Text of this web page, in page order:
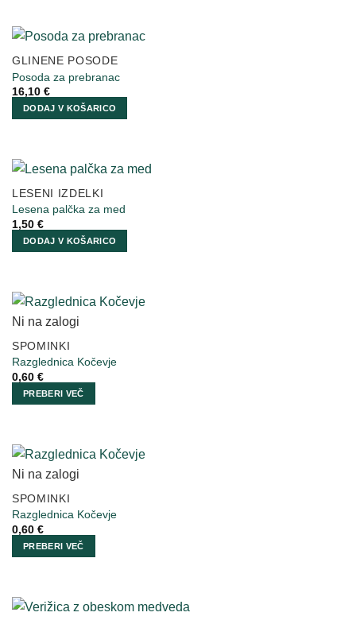
GLINENE POSODE
Posoda za prebranac
16,10 €
DODAJ V KOŠARICO
LESENI IZDELKI
Lesena palčka za med
1,50 €
DODAJ V KOŠARICO
Ni na zalogi
SPOMINKI
Razglednica Kočevje
0,60 €
PREBERI VEČ
Ni na zalogi
SPOMINKI
Razglednica Kočevje
0,60 €
PREBERI VEČ